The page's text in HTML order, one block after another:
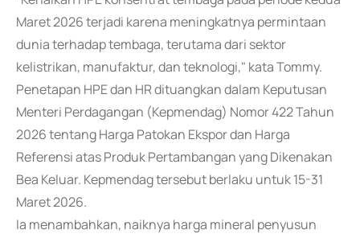
Maret 2026 terjadi karena meningkatnya permintaan
dunia terhadap tembaga, terutama dari sektor
kelistrikan, manufaktur, dan teknologi," kata Tommy.
Penetapan HPE dan HR dituangkan dalam Keputusan
Menteri Perdagangan (Kepmendag) Nomor 422 Tahun
2026 tentang Harga Patokan Ekspor dan Harga
Referensi atas Produk Pertambangan yang Dikenakan
Bea Keluar. Kepmendag tersebut berlaku untuk 15-31
Maret 2026.
Ia menambahkan, naiknya harga mineral penyusun